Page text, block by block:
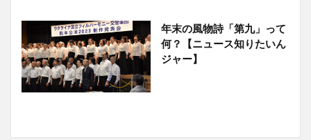
年末の風物詩「第九」って
何？【ニュース知りたいん
ジャー】